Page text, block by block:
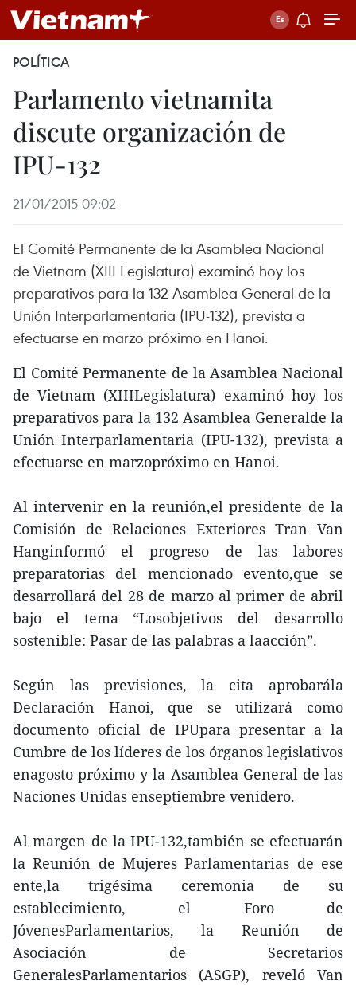
POLÍTICA
Parlamento vietnamita
discute organización de
IPU-132
21/01/2015 09:02
El Comité Permanente de la Asamblea Nacional
de Vietnam (XIII Legislatura) examinó hoy los
preparativos para la 132 Asamblea General de la
Unión Interparlamentaria (IPU-132), prevista a
efectuarse en marzo próximo en Hanoi.
El Comité Permanente de la Asamblea Nacional
de Vietnam (XIIILegislatura) examinó hoy los
preparativos para la 132 Asamblea Generalde la
Unión Interparlamentaria (IPU-132), prevista a
efectuarse en marzopróximo en Hanoi.
Al intervenir en la reunión,el presidente de la
Comisión de Relaciones Exteriores Tran Van
Hanginformó el progreso de las labores
preparatorias del mencionado evento,que se
desarrollará del 28 de marzo al primer de abril
bajo el tema “Losobjetivos del desarrollo
sostenible: Pasar de las palabras a laacción”.
Según las previsiones, la cita aprobarála
Declaración Hanoi, que se utilizará como
documento oficial de IPUpara presentar a la
Cumbre de los líderes de los órganos legislativos
enagosto próximo y la Asamblea General de las
Naciones Unidas enseptiembre venidero.
Al margen de la IPU-132,también se efectuarán
la Reunión de Mujeres Parlamentarias de ese
ente,la trigésima ceremonia de su
establecimiento, el Foro de
JóvenesParlamentarios, la Reunión de
Asociación de Secretarios
GeneralesParlamentarios (ASGP), reveló Van